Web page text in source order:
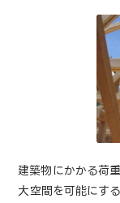
建築物にかかる荷
大空間を可能にす